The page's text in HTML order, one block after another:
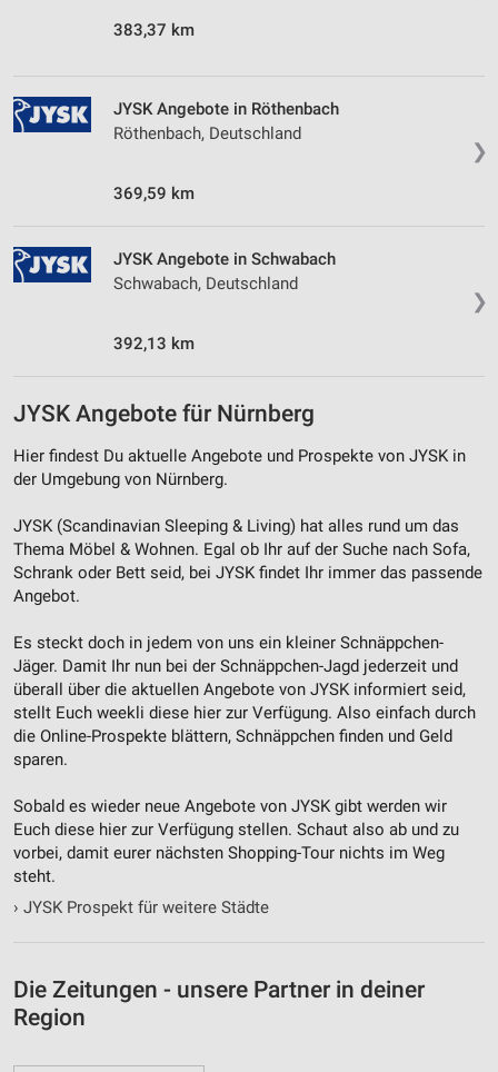
383,37 km
❯
JYSK Angebote in Röthenbach
Röthenbach, Deutschland
369,59 km
❯
JYSK Angebote in Schwabach
Schwabach, Deutschland
392,13 km
JYSK Angebote für Nürnberg
Hier findest Du aktuelle Angebote und Prospekte von JYSK in
der Umgebung von Nürnberg.
JYSK (Scandinavian Sleeping & Living) hat alles rund um das
Thema Möbel & Wohnen. Egal ob Ihr auf der Suche nach Sofa,
Schrank oder Bett seid, bei JYSK findet Ihr immer das passende
Angebot.
Es steckt doch in jedem von uns ein kleiner Schnäppchen-
Jäger. Damit Ihr nun bei der Schnäppchen-Jagd jederzeit und
überall über die aktuellen Angebote von JYSK informiert seid,
stellt Euch weekli diese hier zur Verfügung. Also einfach durch
die Online-Prospekte blättern, Schnäppchen finden und Geld
sparen.
Sobald es wieder neue Angebote von JYSK gibt werden wir
Euch diese hier zur Verfügung stellen. Schaut also ab und zu
vorbei, damit eurer nächsten Shopping-Tour nichts im Weg
steht.
› JYSK Prospekt für weitere Städte
Die Zeitungen - unsere Partner in deiner
Region
Performance
Werbung